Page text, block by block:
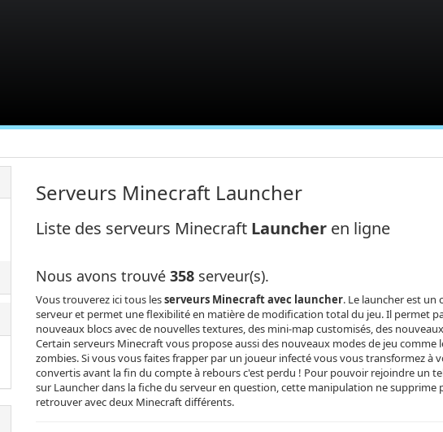
Serveurs Minecraft Launcher
Liste des serveurs Minecraft Launcheren ligne
Nous avons trouvé 358serveur(s).
Vous trouverez ici tous lesserveurs Minecraft avec launcher. Le launcher est
serveur et permet une flexibilité en matière de modification total du jeu. Il permet
nouveaux blocs avec de nouvelles textures, des mini-map customisés, des
Certain serveurs Minecraft vous propose aussi des nouveaux modes de jeu
zombies. Si vous vous faites frapper par un joueur infecté vous vous transformez à
convertis avant la fin du compte à rebours c'est perdu ! Pour pouvoir rejoindre un
sur Launcher dans la fiche du serveur en question, cette manipulation ne
retrouver avec deux Minecraft différents.